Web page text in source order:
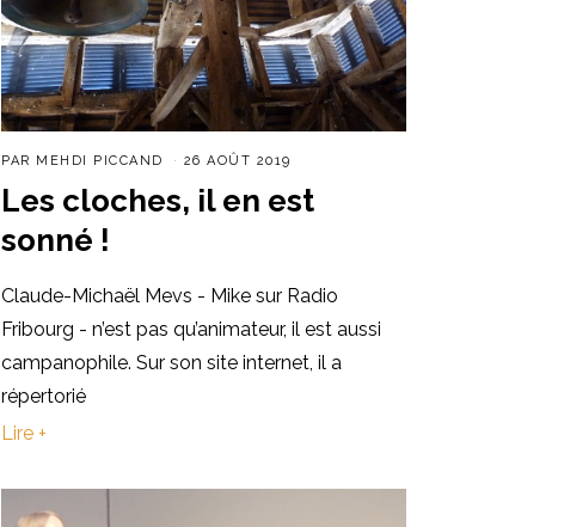
PAR MEHDI PICCAND 26 AOÛT 2019
Les cloches, il en est
sonné !
Claude-Michaël Mevs - Mike sur Radio
Fribourg - n’est pas qu’animateur, il est aussi
campanophile. Sur son site internet, il a
répertorié
Lire +